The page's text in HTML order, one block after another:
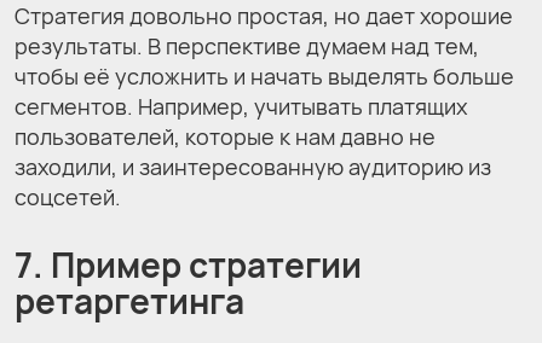
Стратегия довольно простая, но дает хорошие
результаты. В перспективе думаем над тем,
чтобы её усложнить и начать выделять больше
сегментов. Например, учитывать платящих
пользователей, которые к нам давно не
заходили, и заинтересованную аудиторию из
соцсетей.
7. Пример стратегии
ретаргетинга